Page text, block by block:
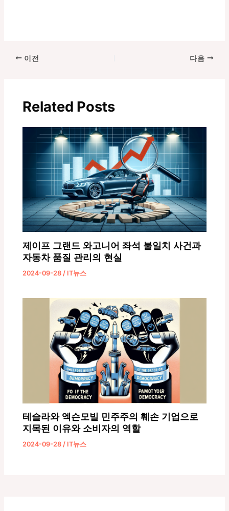
이전 다음
Related Posts
제이프 그랜드 와고니어 좌석 불일치 사건과
자동차 품질 관리의 현실
2024-09-28 / IT뉴스
테슬라와 엑슨모빌 민주주의 훼손 기업으로
지목된 이유와 소비자의 역할
2024-09-28/ IT뉴스